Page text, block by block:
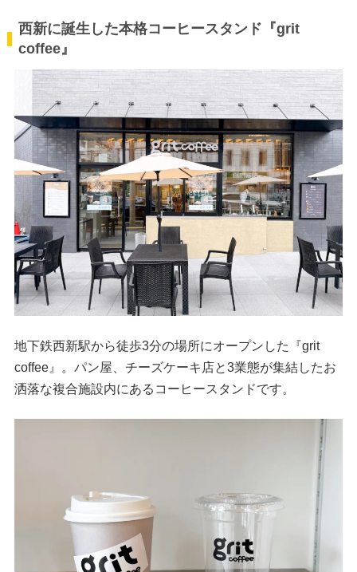
西新に誕生した本格コーヒースタンド『grit
coffee』
地下鉄西新駅から徒歩3分の場所にオープンした『grit
coffee』。パン屋、チーズケーキ店と3業態が集結したお
洒落な複合施設内にあるコーヒースタンドです。